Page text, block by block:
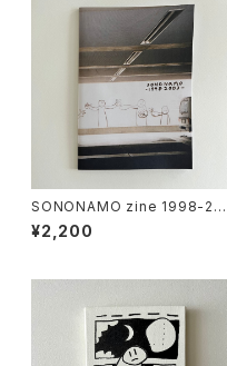
SONONAMO zine 1998-20
03
¥2,200